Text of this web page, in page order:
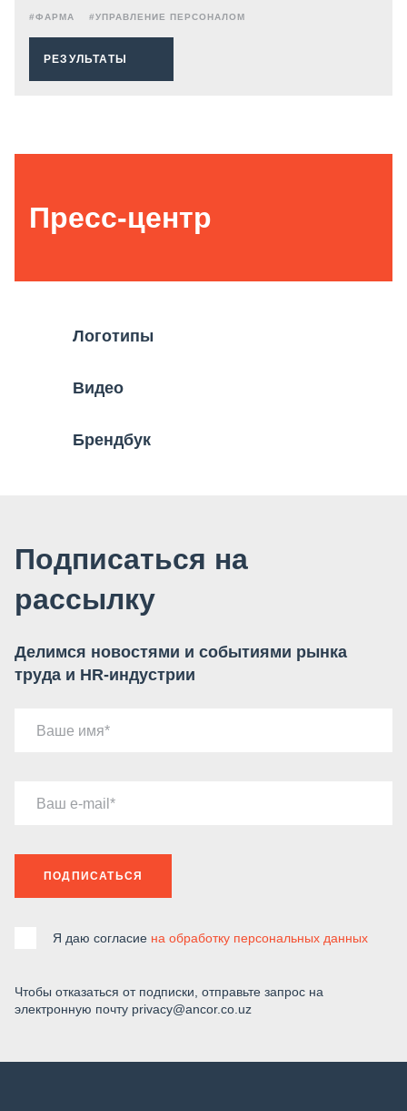
#ФАРМА #УПРАВЛЕНИЕ ПЕРСОНАЛОМ
РЕЗУЛЬТАТЫ
Пресс-центр
Логотипы
Видео
Брендбук
Подписаться на
рассылку
Делимся новостями и событиями рынка
труда и HR-индустрии
Ваше имя
Ваш e-mail
ПОДПИСАТЬСЯ
Я даю согласие на обработку персональных данных
Чтобы отказаться от подписки, отправьте запрос на
электронную почту privacy@ancor.co.uz